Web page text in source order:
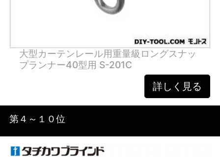
大型カーテンレール用重量級ロングスナッ
プランナー40型用 S-201C
詳しく見る
第４～１０位